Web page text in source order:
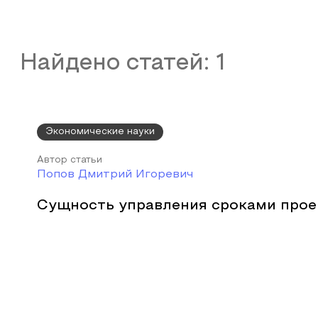
Найдено статей: 1
Экономические науки
Автор статьи
Попов Дмитрий Игоревич
Сущность управления сроками